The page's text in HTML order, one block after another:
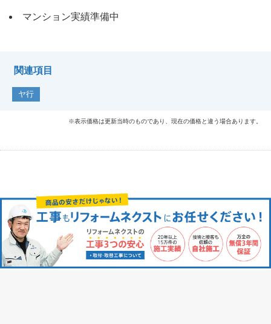
マンション実績準備中
関連項目
ヤ行
※表示価格は更新当時のものであり、現在の価格と違う場合あります。